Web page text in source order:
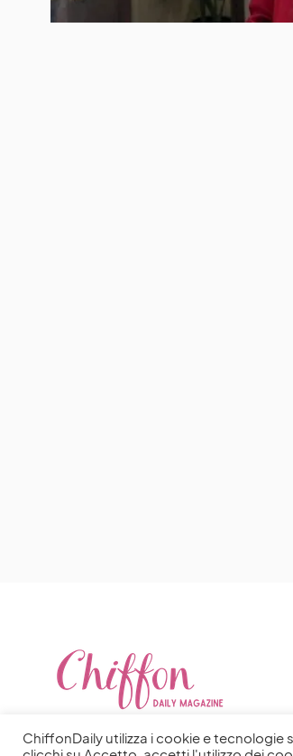
ChiffonDaily utilizza i cookie e tecnologie